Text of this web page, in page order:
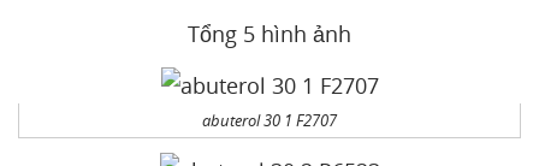
Tổng 5 hình ảnh
abuterol 30 1 F2707